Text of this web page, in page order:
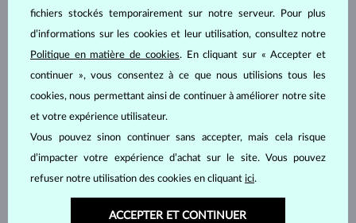
fichiers stockés temporairement sur notre serveur. Pour plus
d’informations sur les cookies et leur utilisation, consultez notre
Politique en matière de cookies. En cliquant sur « Accepter et
continuer », vous consentez à ce que nous utilisions tous les
cookies, nous permettant ainsi de continuer à améliorer notre site
et votre expérience utilisateur.
Vous pouvez sinon continuer sans accepter, mais cela risque
d’impacter votre expérience d’achat sur le site. Vous pouvez
refuser notre utilisation des cookies en cliquant ici.
ACCEPTER ET CONTINUER